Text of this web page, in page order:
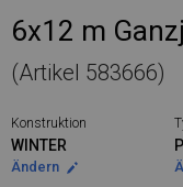
6x12 m
(Artikel 583666)
Konstruktion
WINTER
Ändern